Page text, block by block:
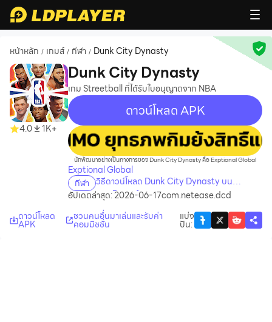
หน้าหลัก / เกมส์ / กีฬา / Dunk City Dynasty
4.0 1K+
Dunk City Dynasty
เกม Streetball ที่ได้รับใบอนุญาตจาก NBA
ดาวน์โหลด APK
recommend
นักพัฒนาอย่างเป็นทางการของ Dunk City Dynasty คือ Exptional Global
Exptional Global
กีฬา วิธีดาวน์โหลด Dunk City Dynasty บน
คอมพิวเตอร์
อัปเดตล่าสุด: 2026-06-17com.netease.dcd
ดาวน์โหลด
APK
ชวนคนอื่นมาเล่นและรับค่า
คอมมิชชั่น
แบ่ง
ปัน: